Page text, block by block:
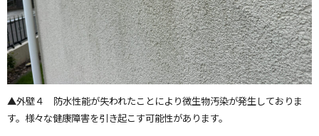
▲外壁４ 防水性能が失われたことにより微生物汚染が発生しておりま
す。様々な健康障害を引き起こす可能性があります。